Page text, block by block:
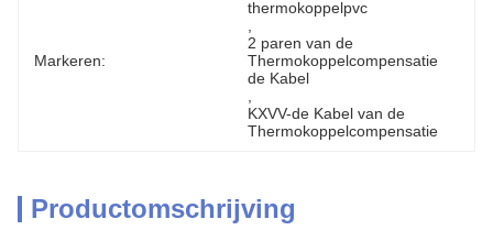
Markeren:
thermokoppelpvc
2 paren van de
Thermokoppelcompensatie
de Kabel
KXVV-de Kabel van de
Thermokoppelcompensatie
Productomschrijving